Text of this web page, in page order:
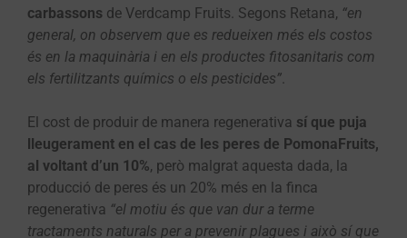
carbassons de Verdcamp Fruits. Segons Retana, “en
general, on observem que es redueixen més els costos
és en la maquinària i en els productes fitosanitaris com
els fertilitzants químics o els pesticides”
El cost de produir de manera regenerativa sí que puja
lleugerament en el cas de les peres de PomonaFruits,
al voltant d’un 10%, però malgrat aquesta dada, la
producció de peres és un 20% més en la finca
regenerativa “el motiu és que van dur a terme
tractaments naturals per a prevenir plagues i això sí que